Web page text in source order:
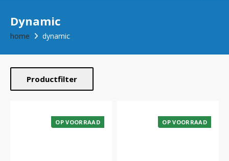
Dynamic
home dynamic
Productfilter
OP VOORRAAD OP VOORRAAD